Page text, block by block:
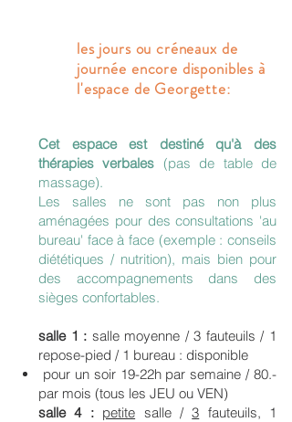
Cet espace est destiné qu'à des
thérapies verbales (pas de table de
massage).
Les salles ne sont pas non plus
aménagées pour des consultations 'au
bureau' face à face (exemple : conseils
diététiques / nutrition), mais bien pour
des accompagnements dans des
sièges confortables.
salle 1 : salle moyenne / 3 fauteuils / 1
repose-pied / 1 bureau : disponible
pour un soir 19-22h par semaine / 80.-
par mois (tous les JEU ou VEN)
salle 4 : petite salle /3 fauteuils, 1
les jours ou créneaux de
journée encore disponibles à
l'espace de Georgette: